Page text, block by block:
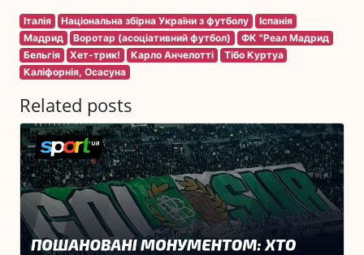
Італія Національна збірна України з футболу
Іспанія
Мадрид
Воротар (асоціативний футбол)
ФК "Реал Мадрид
Бельгія
Хет-трик! Карло Анчелотті
Тібо Куртуа
Каліфорнія, Осасуна
Related posts